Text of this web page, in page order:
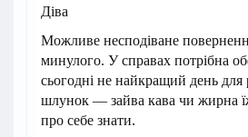
Діва
Можливе несподіване
минулого. У справах потрібна
сьогодні не найкращий день для
шлунок — зайва кава чи жирна
про себе знати.